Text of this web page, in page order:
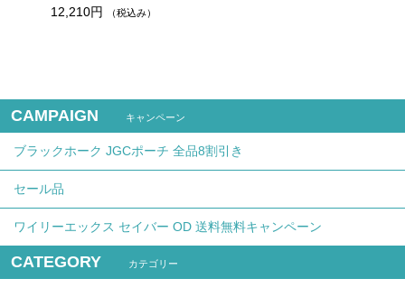
12,210円
（税込み）
CAMPAIGN キャンペーン
ブラックホーク JGCポーチ 全品8割引き
セール品
ワイリーエックス セイバー OD 送料無料キャンペーン
CATEGORY カテゴリー